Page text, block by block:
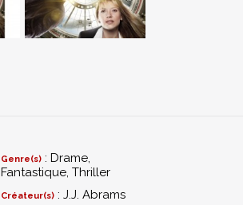
Genre(s) : Drame,
Fantastique, Thriller
Créateur(s) : J.J. Abrams